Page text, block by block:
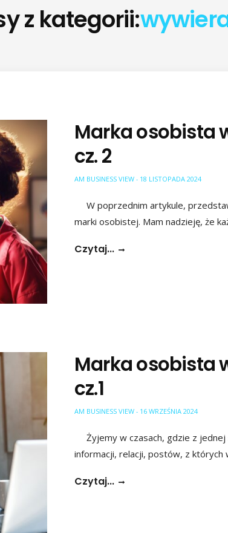
z kategorii:
Marka osobista
cz. 2
AM BUSINESS VIEW - 18 LISTOPADA 2024
W poprzednim artykule,
marki osobistej. Mam nadzieję, że
Czytaj...
Marka osobista
cz.1
AM BUSINESS VIEW - 16 WRZEŚNIA 2024
Żyjemy w czasach, gdzie z jednej
informacji, relacji, postów, z których
Czytaj...